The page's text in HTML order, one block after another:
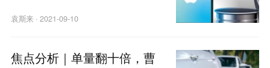
袁斯来·2021-09-10
焦点分析｜单量翻十倍，曹